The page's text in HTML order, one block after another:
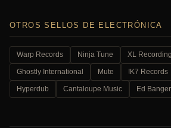
OTROS SELLOS DE ELECTRÓNICA
Warp Records Ninja Tune XL
Ghostly International Mute !K7 Records
Hyperdub Cantaloupe Music Ed